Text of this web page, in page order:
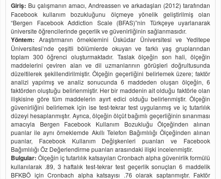
Giriş: Bu çalışmanın amacı, Andreassen ve arkadaşları (2012) tarafından
Facebook kullanım bozukluğunu ölçmeye yönelik geliştirilmiş olan
“Bergen Facebook Addiction Scale (BFAS)”nin Türkçeye uyarlanarak
üniversite öğrencilerinde geçerlik ve güvenirliğinin sağlanmasıdır.
Yöntem: Araştırmanın örneklemini Üsküdar Üniversitesi ve Yeditepe
Üniversitesi’nde çeşitli bölümlerde okuyan ve farklı yaş gruplarından
toplam 300 öğrenci oluşturmaktadır. Taslak ölçeğin son hali, ölçeğin
maddelerini çeviren alan ve dil uzmanlarının görüşleri doğrultusunda
düzeltilerek şekillendirilmiştir. Ölçeğin geçerliğini belirlemek üzere; faktör
analizi yapılmış ve analiz sonucunda 6 maddeden oluşan ölçeğin, 6
faktörden oluştuğu belirlenmiştir. Her bir maddenin ait olduğu faktörle olan
ilişkisine göre tüm maddelerin ayırt edici olduğu belirlenmiştir. Ölçeğin
güvenirliğini belirlemek için ise test-tekrar test uygulanmış ve iç tutarlılık
düzeyi hesaplanmıştır. Ayrıca, ölçeğin ölçüt bağımlı geçerliğinin sınanması
amacıyla Bergen Facebook Kullanım Bozukluğu Ölçeğinden alınan
puanlar ile aynı örneklemde Akıllı Telefon Bağımlılığı Ölçeğinden alınan
puanlar, Facebook Kullanım Değişkenleri puanları ve Facebook
Bağımlılığı Öz Değerlendirme puanları arasındaki ilişki incelenmiştir.
Bulgular: Ölçeğin iç tutarlılık katsayıları Cronbach alpha güvenirlik formülü
kullanılarak .89, 3 haftalık test-tekrar test geçerlik sonuçları 6 maddelik
BFKBÖ için Cronbach alpha katsayısı .76 olarak saptanmıştır. Faktör